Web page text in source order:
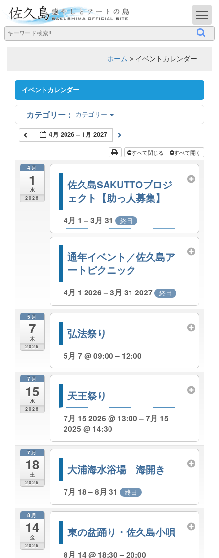
ホーム > イベントカレンダー
イベントカレンダー
カテゴリー
4月 2026 – 1月 2027
すべて閉じる すべて開く
4月
1
水
2026
佐久島SAKUTTOプロジ
ェクト【助っ人募集】
4月 1 – 3月 31 終日
通年イベント／佐久島ア
ートピクニック
4月 1 2026 – 3月 31 2027 終日
5月
7
木
2026
弘法祭り
5月 7 @ 09:00 – 12:00
7月
15
水
2026
天王祭り
7月 15 2026 @ 13:00 – 7月 15
2025 @ 14:30
7月
18
土
2026
大浦海水浴場 海開き
7月 18 – 8月 31 終日
8月
14
金
2026
東の盆踊り・佐久島小唄
8月 14 @ 18:30 – 20:00